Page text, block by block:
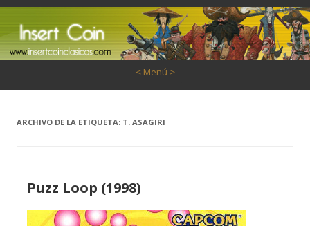
< Menú >
ARCHIVO DE LA ETIQUETA: T. ASAGIRI
Puzz Loop (1998)